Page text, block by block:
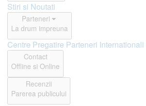
Stiri si Noutati
Parteneri
La drum impreuna
Centre Pregatire Parteneri Internationali
Contact
Offline si Online
Recenzii
Parerea publicului